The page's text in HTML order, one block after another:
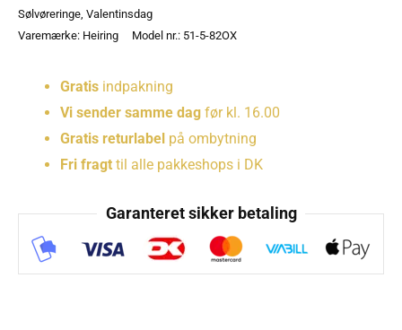
Sølvøreringe Valentinsdag
Varemærke: Heiring Model nr.: 51-5-82OX
Gratis indpakning
Vi sender samme dag før kl. 16.00
Gratis returlabel på ombytning
Fri fragt til alle pakkeshops i DK
Garanteret sikker betaling